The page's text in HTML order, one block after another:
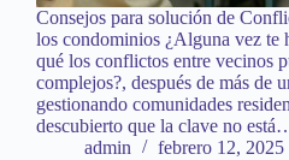
Consejos para solución de
los condominios ¿Alguna vez te
qué los conflictos entre vecinos
complejos?, después de más de
gestionando comunidades
descubierto que la clave no
admin
febrero 12, 2025